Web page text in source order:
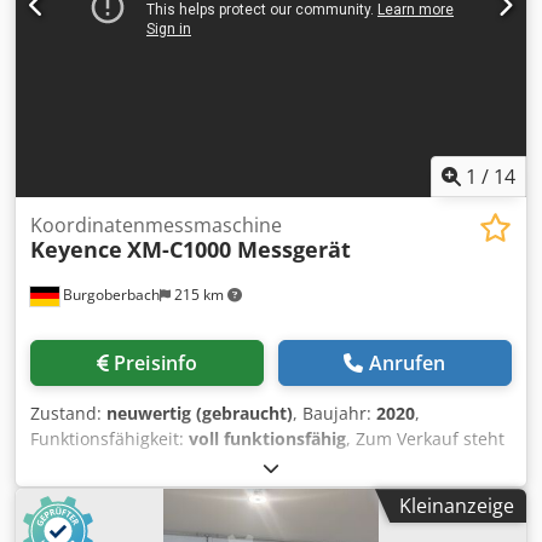
1 / 14
Burgoberbach 215 km
Koordinatenmessmaschine
Keyence XM-C1000 Messgerät
Preisinfo Anrufen
Zustand: neuwertig (gebraucht), Baujahr: 2020,
Funktionsfähigkeit: voll funktionsfähig, Zum Verkauf steht
ein Messystem von Keyence, mit dem Typ XM- C1000 Das
Messystem ist etwas besonderes, da man die zu
Messenden Punkte per Hand abfährt Sehr
Kleinanzeige